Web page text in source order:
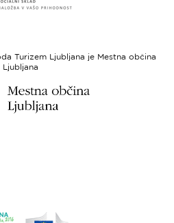
regionalni
spletne
sklad
Turizem Ljubljana je Mestna občina
Ljubljana